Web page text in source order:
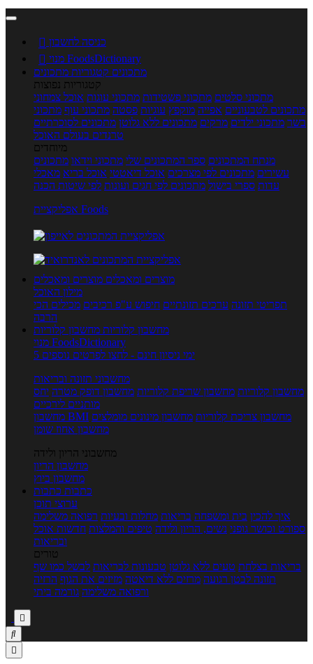
 כניסה לחשבון

מנוי FoodsDictionary
מתכונים קטגוריות מתכונים
קטגוריות נפוצות
מתכוני סלטים מתכוני פשטידות מתכוני עוגות אוכל צמחוני
מתכונים לטבעוניים אפייה מוקפץ עוגיות פסטה מתכוני עוף מתכוני
בשר מתכוני ילדים מרקים מתכונים ללא גלוטן מתכונים לסוכרתיים
טרנדים בעולם האוכל
מיוחדים
מנתח המתכונים ספר המתכונים שלי מתכוני וידאו מתכונים
עשירים מתכונים לפי מצרכים אוכל דיאטטי אוכל בריא מאכלי
עדות ספרי בישול מתכונים לפי חגים ועונות לפי שיטות הכנה
אפליקציית Foods
מוצרים ומאכלים מוצרים ומאכלים
מילון האוכל
תפריטי תזונה ערכים תזונתיים חיפוש ע"פ רכיבים מכילים הכי
הרבה
מחשבון קלוריות מחשבון קלוריות
מנוי FoodsDictionary
5 ימי ניסיון חינם - לחצו לפרטים נוספים
מחשבוני תזונה ובריאות
מחשבון קלוריות מחשבון שריפת קלוריות מחשבון דופק מטרה יחס
מותניים לירכיים
מחשבון BMI
מחשבון צריכת קלוריות מחשבון מינונים מומלצים
מחשבון אחוז שומן
מחשבוני הריון ולידה
מחשבון הריון
מחשבון ביוץ
כתבות כתבות
ערוצי תוכן
איך להכין בית ומשפחה בריאות מחלות ובעיות רפואה משלימה
ספורט וכושר גופני נשים, הריון ולידה טיפים והמלצות חדשות אוכל
ובריאות
טורים
בריאות בצלחת טעים ללא גלוטן טבעונות לבריאות לבשל כמו שף
תזונה לבטן רגועה מרזים ללא דיאטה מזיזים את הגוף הרזיה
ורפואה משלימה גורמה ביתי


